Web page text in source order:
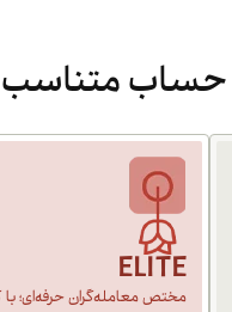
حساب متناسب
ELITE
مختص معامله‌گران حرفه‌ای؛ با